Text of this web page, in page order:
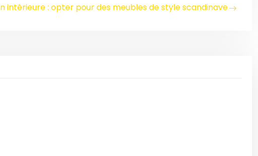
intérieure : opter pour des meubles de style scandinave